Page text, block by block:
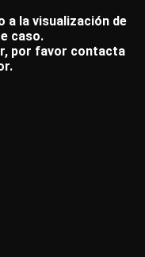
a la visualización de
caso.
por favor contacta